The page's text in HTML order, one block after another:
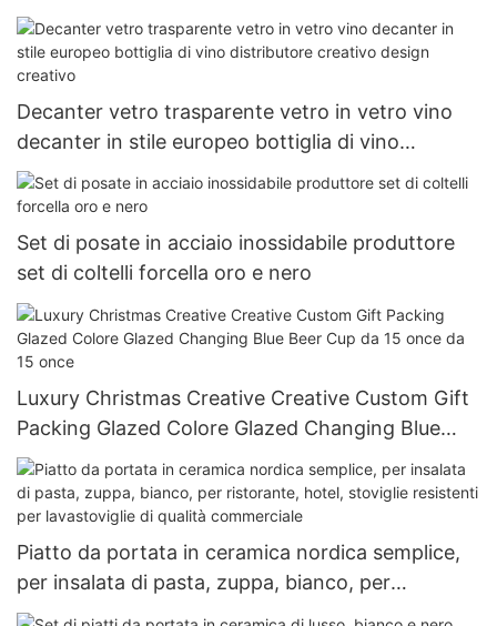
Decanter vetro trasparente vetro in vetro vino
decanter in stile europeo bottiglia di vino
distributore creativo design creativo
Set di posate in acciaio inossidabile produttore
set di coltelli forcella oro e nero
Luxury Christmas Creative Creative Custom Gift
Packing Glazed Colore Glazed Changing Blue
Beer Cup da 15 once da 15 once
Piatto da portata in ceramica nordica semplice,
per insalata di pasta, zuppa, bianco, per
ristorante, hotel, stoviglie resistenti per